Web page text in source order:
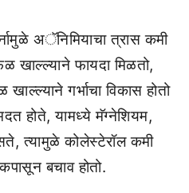
अॅनिमियाचा त्रास कमी
खाल्ल्याने फायदा मिळतो,
खाल्ल्याने गर्भाचा विकास होतो
होते, यामध्ये मॅग्नेशियम,
त्यामुळे कोलेस्टेरॉल कमी
बचाव होतो.